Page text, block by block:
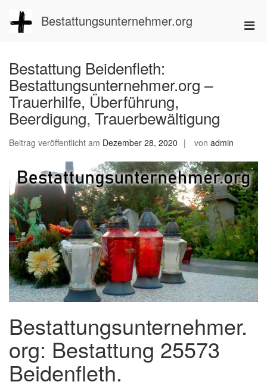
Inhalt
springen
Bestattungsunternehmer.org
Bestattung Beidenfleth:
Bestattungsunternehmer.org –
Trauerhilfe, Überführung,
Beerdigung, Trauerbewältigung
Beitrag veröffentlicht am Dezember 28, 2020 von admin
Bestattungsunternehmer.
org: Bestattung 25573
Beidenfleth.